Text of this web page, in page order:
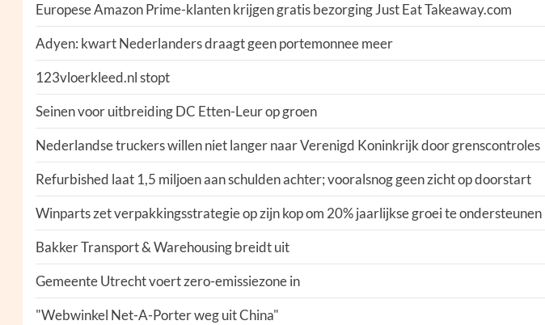
Europese Amazon Prime-klanten krijgen gratis bezorging Just Eat Takeaway.com
Adyen: kwart Nederlanders draagt geen portemonnee meer
123vloerkleed.nl stopt
Seinen voor uitbreiding DC Etten-Leur op groen
Nederlandse truckers willen niet langer naar Verenigd Koninkrijk door grenscontroles
Refurbished laat 1,5 miljoen aan schulden achter; vooralsnog geen zicht op doorstart
Winparts zet verpakkingsstrategie op zijn kop om 20% jaarlijkse groei te ondersteunen
Bakker Transport & Warehousing breidt uit
Gemeente Utrecht voert zero-emissiezone in
"Webwinkel Net-A-Porter weg uit China"